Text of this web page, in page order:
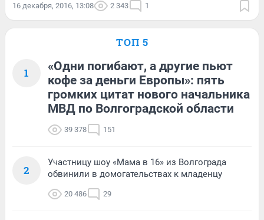
16 декабря, 2016, 13:08 2 343 1
ТОП 5
1
«Одни погибают, а другие пьют
кофе за деньги Европы»: пять
громких цитат нового начальника
МВД по Волгоградской области
39 378 151
2
Участницу шоу «Мама в 16» из Волгограда
обвинили в домогательствах к младенцу
20 486 29